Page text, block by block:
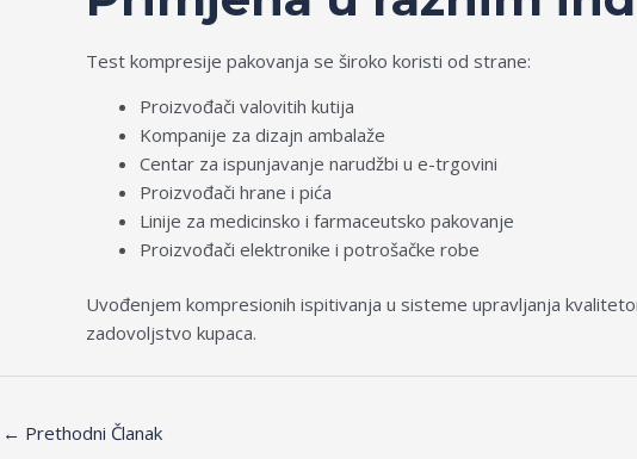
Test kompresije pakovanja se široko koristi od strane:
Proizvođači valovitih kutija
Kompanije za dizajn ambalaže
Centar za ispunjavanje narudžbi u e-trgovini
Proizvođači hrane i pića
Linije za medicinsko i farmaceutsko pakovanje
Proizvođači elektronike i potrošačke robe
Uvođenjem kompresionih ispitivanja u sisteme upravljanja
zadovoljstvo kupaca.
← Prethodni Članak